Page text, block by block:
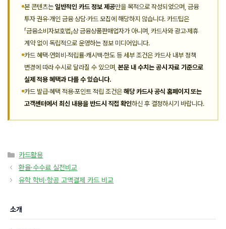
본 콘텐츠는 일반적인 카드 정보 제공만을 목적으로 작성되었으며, 금융
투자 권유·개인 금융 상담·카드 모집에 해당하지 않습니다. 카드팁은
「금융소비자보호법」상 금융상품판매업자가 아니며, 카드사와 광고·제휴
계약 없이 독립적으로 운영하는 정보 미디어입니다.
카드 혜택·연회비·적립률·캐시백·한도 등 세부 조건은 카드사 내부 정책
변경에 따라 수시로 달라질 수 있으며,본문 내 수치는 공시 자료 기준으로
실제 적용 혜택과 다를 수 있습니다.
카드 발급·혜택 적용·포인트 적립 조건은 해당 카드사 공식 홈페이지 또는
고객센터에서 최신 내용을 반드시 직접 확인하신 후 결정하시기 바랍니다.
카
테
리
카드활용
환율·수수료 실전비교
유학 학비·항공 고액결제 카드 비교
소개